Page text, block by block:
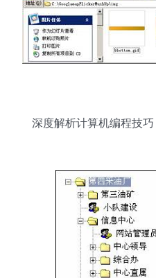
深度解析计算机编程技